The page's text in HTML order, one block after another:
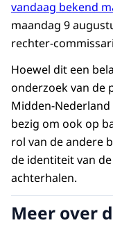
vandaag bekend
maandag 9
rechter-
Hoewel dit een
onderzoek van de
Midden-
bezig om ook op
rol van de andere
de identiteit van
achterhalen.
Meer over